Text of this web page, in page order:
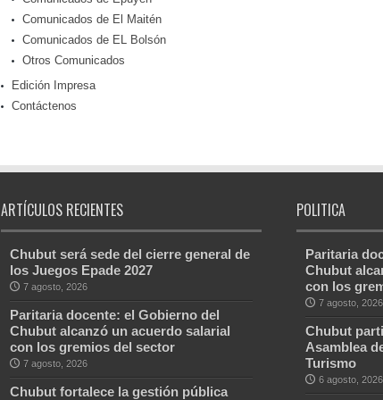
Comunicados de El Maitén
Comunicados de EL Bolsón
Otros Comunicados
Edición Impresa
Contáctenos
ARTÍCULOS RECIENTES
Chubut será sede del cierre general de
los Juegos Epade 2027
7 agosto, 2026
Paritaria docente: el Gobierno del
Chubut alcanzó un acuerdo salarial
con los gremios del sector
7 agosto, 2026
Chubut fortalece la gestión pública
POLITICA
Paritaria
Chubut
con los
7 agosto, 2026
Chubut
Asamblea
Turismo
6 agosto, 2026